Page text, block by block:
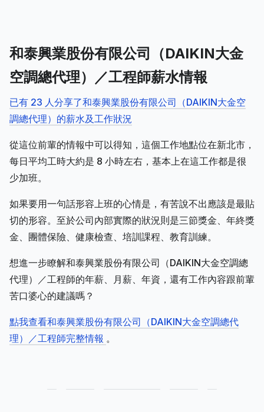
和泰興業股份有限公司（DAIKIN大金
空調總代理）／工程師薪水情報
已有 23 人分享了和泰興業股份有限公司（DAIKIN大金空
調總代理）的薪水及工作狀況
從這位前輩的情報中可以得知，這個工作地點位在新北市，
每日平均工時大約是 8 小時左右，基本上在這工作都是很
少加班。
如果要用一句話形容上班的心情是，有苦說不出應該是最貼
切的形容。至於公司內部實際的狀況則是三節獎金、年終獎
金、團體保險、健康檢查、培訓課程、教育訓練。
想進一步瞭解和泰興業股份有限公司（DAIKIN大金空調總
代理）／工程師的年薪、月薪、年資，還有工作內容跟前輩
苦口婆心的建議嗎？
點我查看和泰興業股份有限公司（DAIKIN大金空調總代
理）／工程師完整情報 。